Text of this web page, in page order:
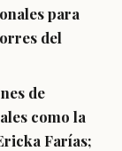
para
del
de
como la
Farías;